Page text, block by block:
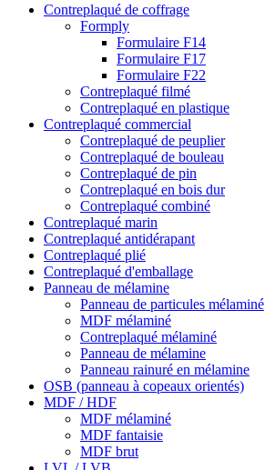
Contreplaqué de coffrage
Formply
Formulaire F14
Formulaire F17
Formulaire F22
Contreplaqué filmé
Contreplaqué en plastique
Contreplaqué commercial
Contreplaqué de peuplier
Contreplaqué de bouleau
Contreplaqué de pin
Contreplaqué en bois dur
Contreplaqué combiné
Contreplaqué marin
Contreplaqué antidérapant
Contreplaqué plié
Contreplaqué d'emballage
Panneau de mélamine
Panneau de particules mélaminé
MDF mélaminé
Contreplaqué mélaminé
Panneau de mélamine
Panneau rainuré en mélamine
OSB (panneau à copeaux orientés)
MDF / HDF
MDF mélaminé
MDF fantaisie
MDF brut